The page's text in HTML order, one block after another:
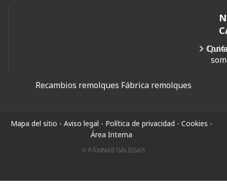
Recambios remolques Fábrica remolques
Mapa del sitio - Aviso legal - Política de privacidad - Cookies -
Área Interna
© PÁXINAS GALEGAS